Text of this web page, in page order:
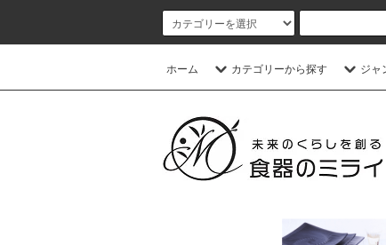
ホーム カテゴリーから探す ジャ